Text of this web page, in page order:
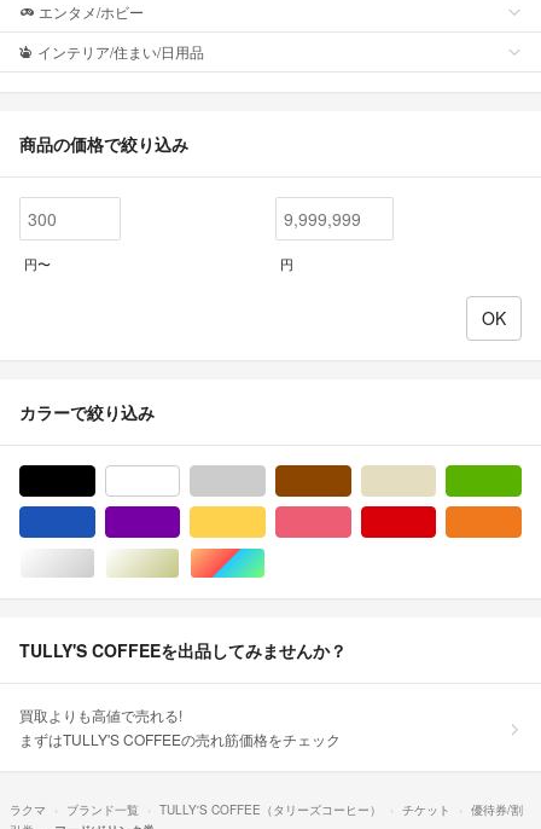
エンタメ/ホビー
インテリア/住まい/日用品
商品の価格で絞り込み
円〜 円
カラーで絞り込み
シルバー/銀色系ゴールド/金色系マルチカラー
TULLY'S COFFEEを出品してみませんか？
買取よりも高値で売れる!
まずはTULLY'S COFFEEの売れ筋価格をチェック
ラクマ ブランド一覧 TULLY'S COFFEE（タリーズコーヒー） チケット
優待券/割